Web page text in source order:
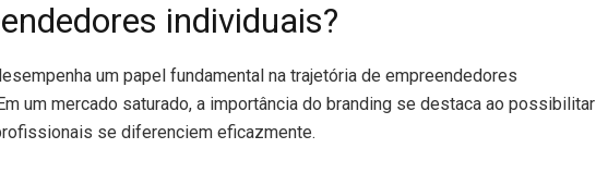
individuais?
um papel fundamental na trajetória de empreendedores
um mercado saturado, a importância do branding se destaca ao possibilitar
se diferenciem eficazmente.